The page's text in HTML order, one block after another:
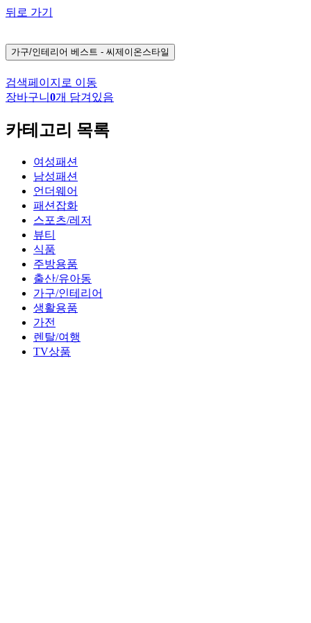
뒤로 가기
가구/인테리어 베스트 - 씨제이온스타일
검색페이지로 이동
장바구니 0개 담겨있음
카테고리 목록
여성패션
남성패션
언더웨어
패션잡화
스포츠/레저
뷰티
식품
주방용품
출산/유아동
가구/인테리어
생활용품
가전
렌탈/여행
TV상품